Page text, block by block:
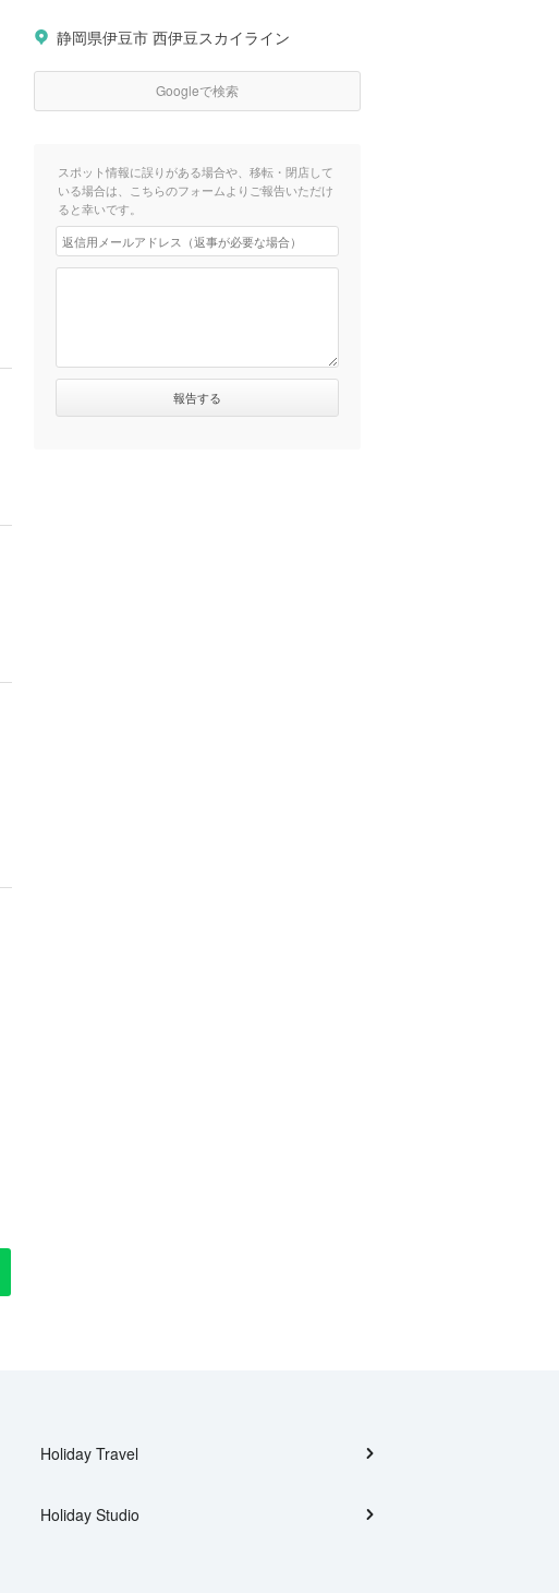
静岡県伊豆市 西伊豆スカイライン
Googleで検索
スポット情報に誤りがある場合や、移転・閉店して
いる場合は、こちらのフォームよりご報告いただけ
ると幸いです。
Holiday Travel
Holiday Studio